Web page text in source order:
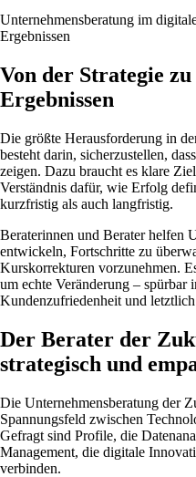
Unternehmensberatung im
Ergebnissen
Von der Strategie zu
Ergebnissen
Die größte Herausforderung in
besteht darin, sicherzustellen,
zeigen. Dazu braucht es klare
Verständnis dafür, wie Erfolg
kurzfristig als auch langfristig.
Beraterinnen und Berater helfen
entwickeln, Fortschritte zu
Kurskorrekturen vorzunehmen.
um echte Veränderung – spürbar
Kundenzufriedenheit und
Der Berater der
strategisch und
Die Unternehmensberatung der
Spannungsfeld zwischen
Gefragt sind Profile, die
Management, die digitale
verbinden.